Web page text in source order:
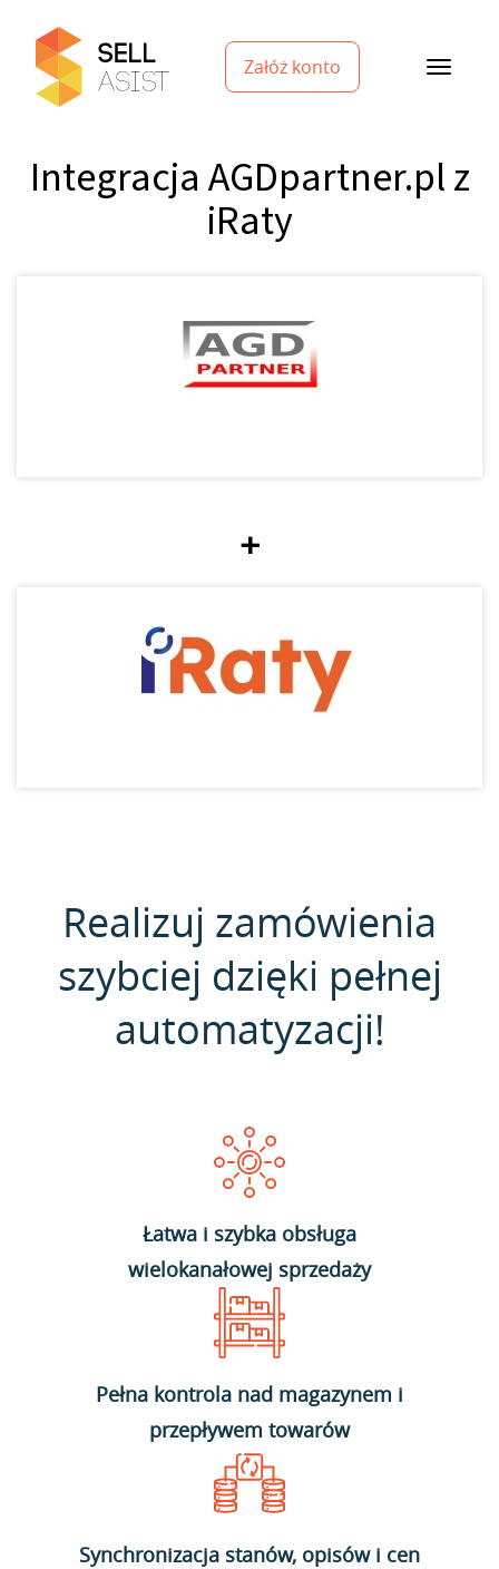
Załóż konto
Integracja AGDpartner.pl z
iRaty
+
Realizuj zamówienia
szybciej dzięki pełnej
automatyzacji!
Łatwa i szybka obsługa
wielokanałowej sprzedaży
Pełna kontrola nad magazynem i
przepływem towarów
Synchronizacja stanów, opisów i cen